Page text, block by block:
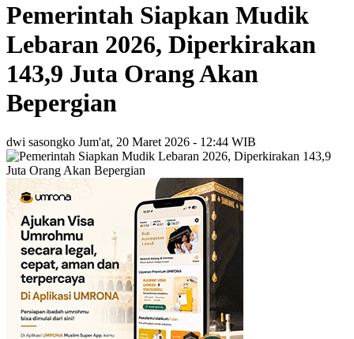
Pemerintah Siapkan Mudik
Lebaran 2026, Diperkirakan
143,9 Juta Orang Akan
Bepergian
dwi sasongko Jum'at, 20 Maret 2026 - 12:44 WIB